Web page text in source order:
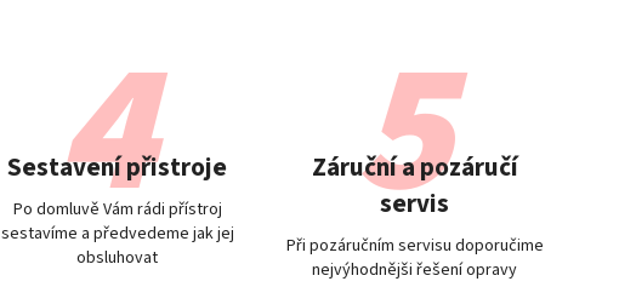
Sestavení přistroje
Po domluvě Vám rádi přístroj
sestavíme a předvedeme jak jej
obsluhovat
Záruční a pozáručí
servis
Při pozáručním servisu doporučime
nejvýhodnějši řešení opravy